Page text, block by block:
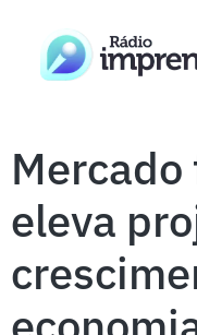
eleva